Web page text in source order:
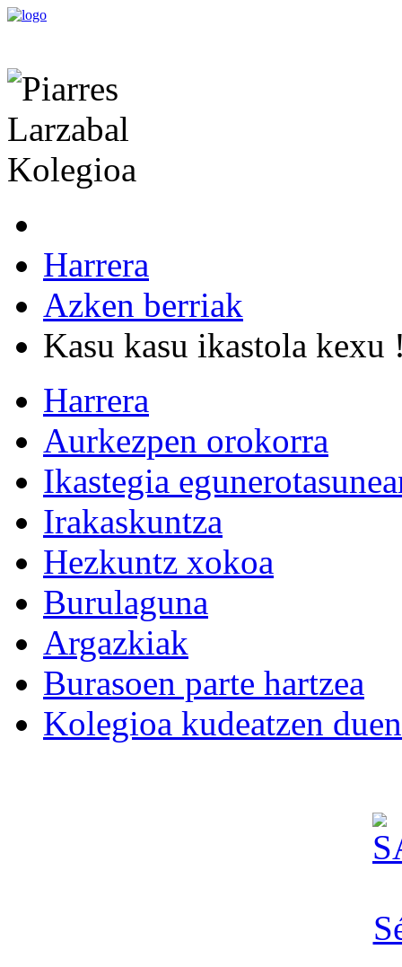
Harrera
Azken berriak
Kasu kasu ikastola kexu
Harrera
Aurkezpen orokorra
Ikastegia
Irakaskuntza
Hezkuntz xokoa
Burulaguna
Argazkiak
Burasoen parte hartzea
Kolegioa kudeatzen